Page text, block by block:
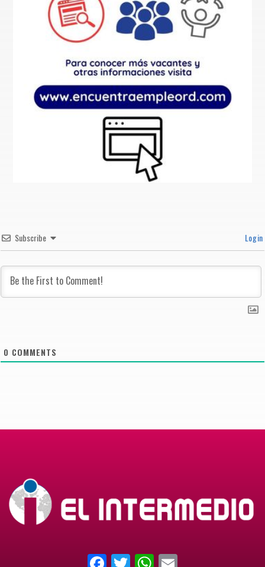
Subscribe Login
0 COMMENTS
FacebookTwitterWhatsApp